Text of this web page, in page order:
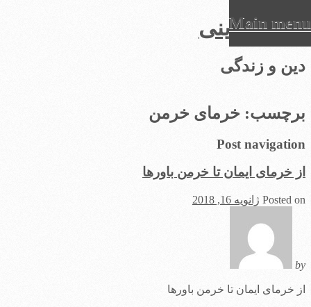
عرفان دینی
دین و زندگی
Main menu
to
content
برچسب: خرمای خرمن
Post navigation
از خرمای ایمان تا خرمن باورها
Posted on ژانویه 16, 2018
by
از خرمای ایمان تا خرمن باورها